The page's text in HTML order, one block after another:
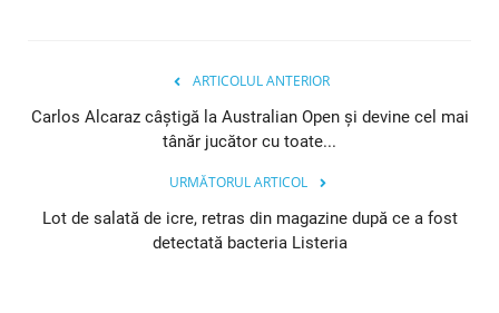
ARTICOLUL ANTERIOR
Carlos Alcaraz câștigă la Australian Open și devine cel mai
tânăr jucător cu toate...
URMĂTORUL ARTICOL
Lot de salată de icre, retras din magazine după ce a fost
detectată bacteria Listeria